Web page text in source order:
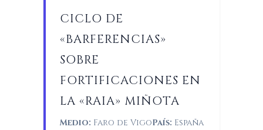
CICLO DE
«BARFERENCIAS»
SOBRE
FORTIFICACIONES EN
LA «RAIA» MIÑOTA
Medio: Faro de VigoPaís: España